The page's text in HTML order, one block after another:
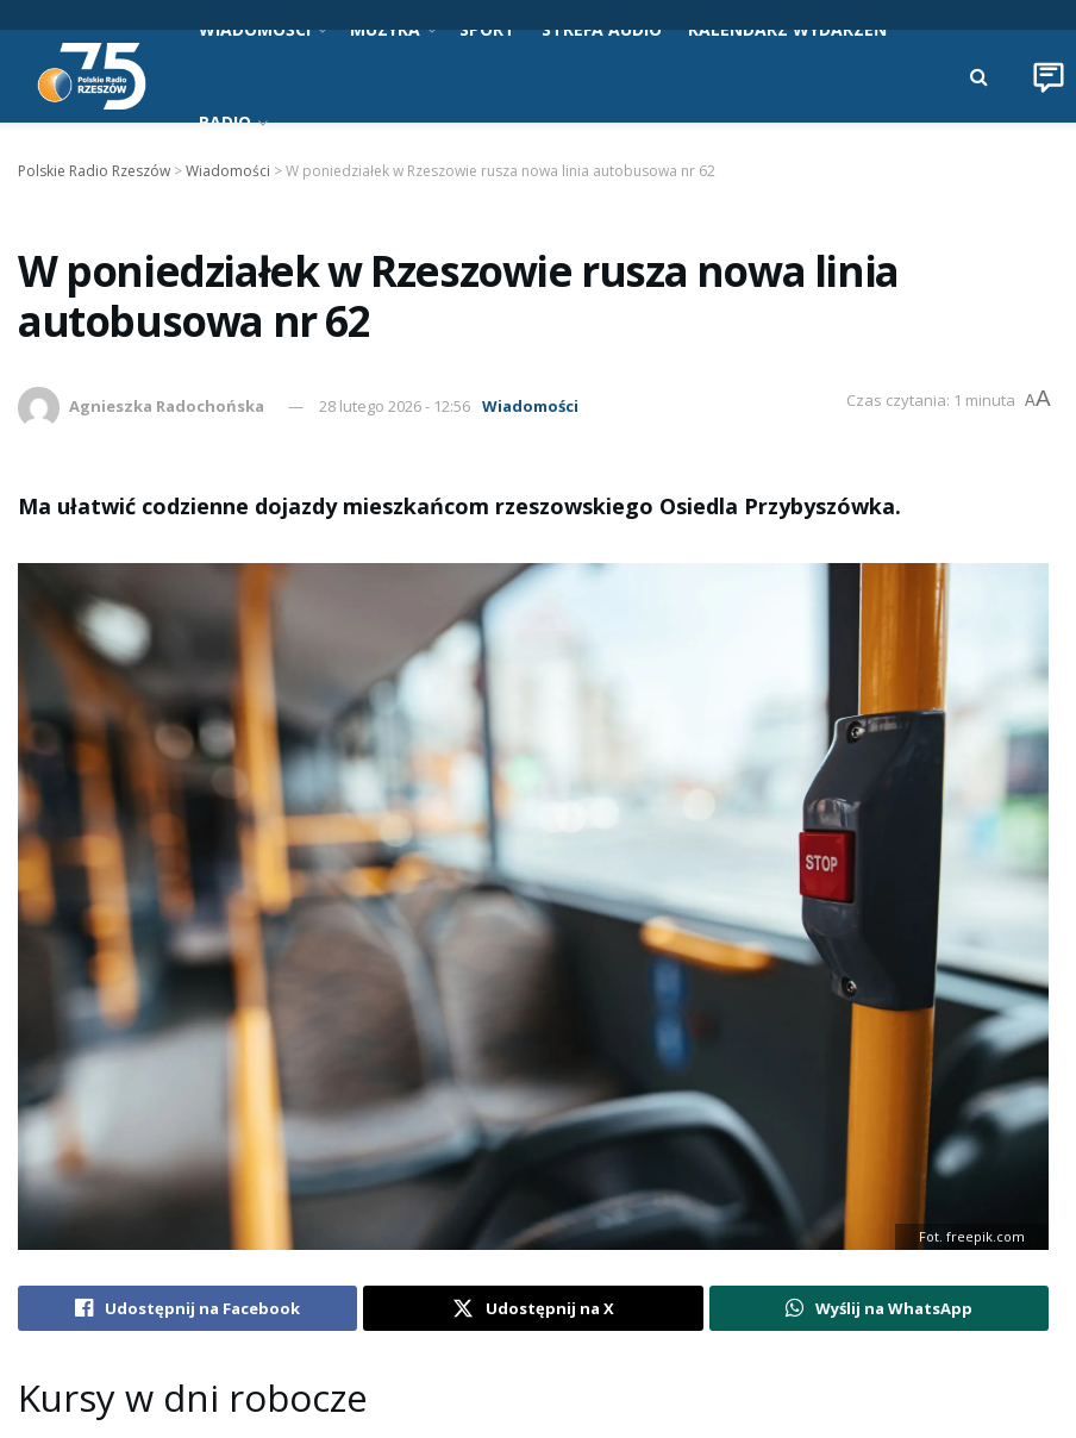
WIADOMOŚCI MUZYKA SPORT STREFA AUDIO KALENDARZ WYDARZEŃ
RADIO
Polskie Radio Rzeszów >Wiadomości >W poniedziałek w Rzeszowie rusza nowa linia autobusowa nr 62
W poniedziałek w Rzeszowie rusza nowa linia
autobusowa nr 62
Agnieszka Radochońska 28 lutego 2026 - 12:56 Wiadomości Czas czytania: 1 minuta AA
Ma ułatwić codzienne dojazdy mieszkańcom rzeszowskiego Osiedla Przybyszówka.
Fot. freepik.com
Udostępnij na Facebook Udostępnij na X Wyślij na WhatsApp
Kursy w dni robocze